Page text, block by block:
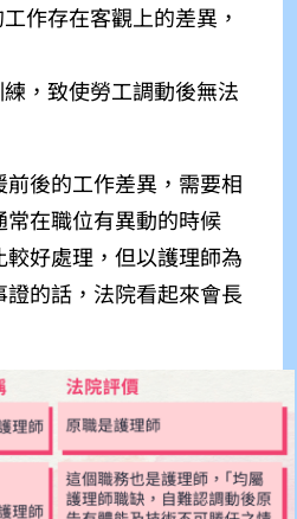
作存在客觀上的差異，
，致使勞工調動後無法
後的工作差異，需要相
在職位有異動的時候
較好處理，但以護理師為
的話，法院看起來會長